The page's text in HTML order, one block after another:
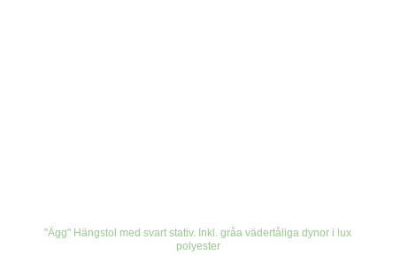
"Ägg" Hängstol med svart stativ. Inkl. gråa vädertåliga dynor i lux
polyester